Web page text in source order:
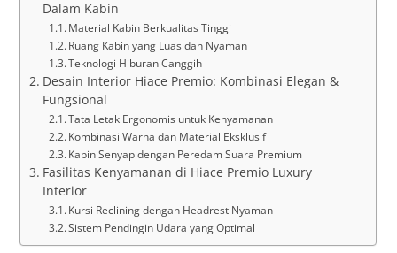
Dalam Kabin
Material Kabin Berkualitas Tinggi
Ruang Kabin yang Luas dan Nyaman
Teknologi Hiburan Canggih
Desain Interior Hiace Premio: Kombinasi Elegan &
Fungsional
Tata Letak Ergonomis untuk Kenyamanan
Kombinasi Warna dan Material Eksklusif
Kabin Senyap dengan Peredam Suara Premium
Fasilitas Kenyamanan di Hiace Premio Luxury
Interior
Kursi Reclining dengan Headrest Nyaman
Sistem Pendingin Udara yang Optimal